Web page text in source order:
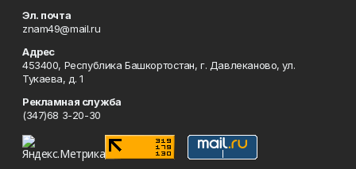
Эл. почта
znam49@mail.ru
Адрес
453400, Республика Башкортостан, г. Давлеканово, ул.
Тукаева, д. 1
Рекламная служба
(347)68 3-20-30